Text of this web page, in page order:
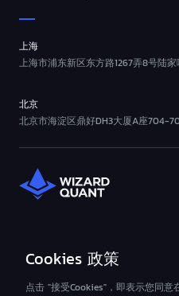
Cookies 政策
点击 "接受Cookies"，即表示您同
上海
上海市浦东新区东方路1267弄8号陆
北京
北京市海淀区鼎好DH3大厦A座704-
©2013-2026Wizard-Quant All Rights
沪ICP备2023000089号
沪公网安备31011502019483号